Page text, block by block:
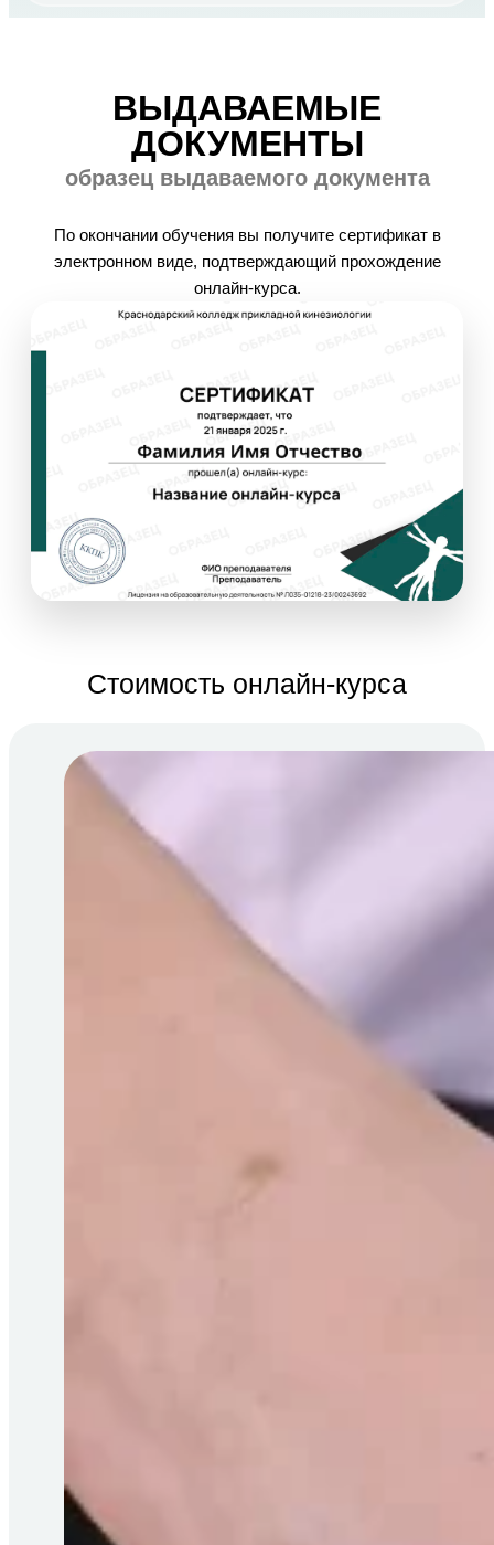
ВЫДАВАЕМЫЕ
ДОКУМЕНТЫ
образец выдаваемого документа
По окончании обучения вы получите сертификат в
электронном виде, подтверждающий прохождение
онлайн-курса.
Стоимость онлайн-курса